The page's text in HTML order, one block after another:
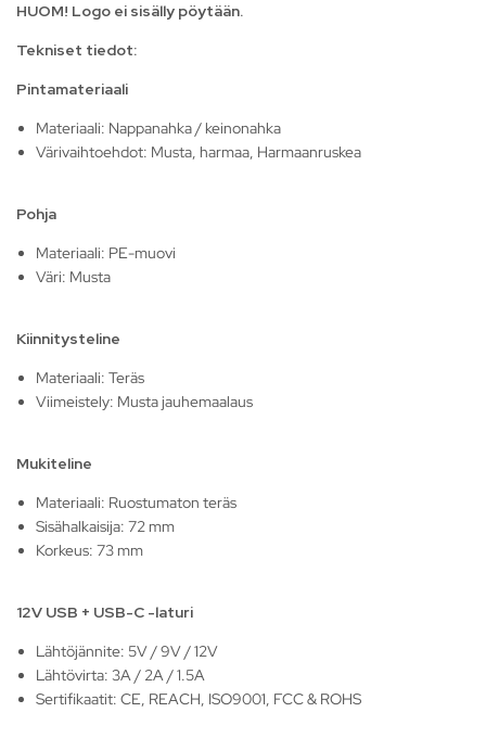
HUOM! Logo ei sisälly pöytään.
Tekniset tiedot:
Pintamateriaali
Materiaali: Nappanahka / keinonahka
Värivaihtoehdot: Musta, harmaa, Harmaanruskea
Pohja
Materiaali: PE-muovi
Väri: Musta
Kiinnitysteline
Materiaali: Teräs
Viimeistely: Musta jauhemaalaus
Mukiteline
Materiaali: Ruostumaton teräs
Sisähalkaisija: 72 mm
Korkeus: 73 mm
12V USB + USB-C -laturi
Lähtöjännite: 5V / 9V / 12V
Lähtövirta: 3A / 2A / 1.5A
Sertifikaatit: CE, REACH, ISO9001, FCC & ROHS